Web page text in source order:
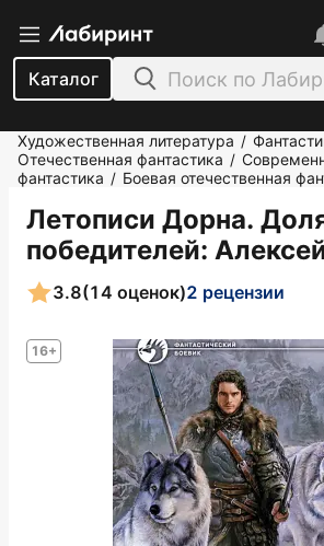
Каталог
Художественная литература /
Отечественная фантастика /
фантастика / Боевая отечественная
Летописи Дорна.
победителей:
16+
3.8(14 оценок)2 рецензии